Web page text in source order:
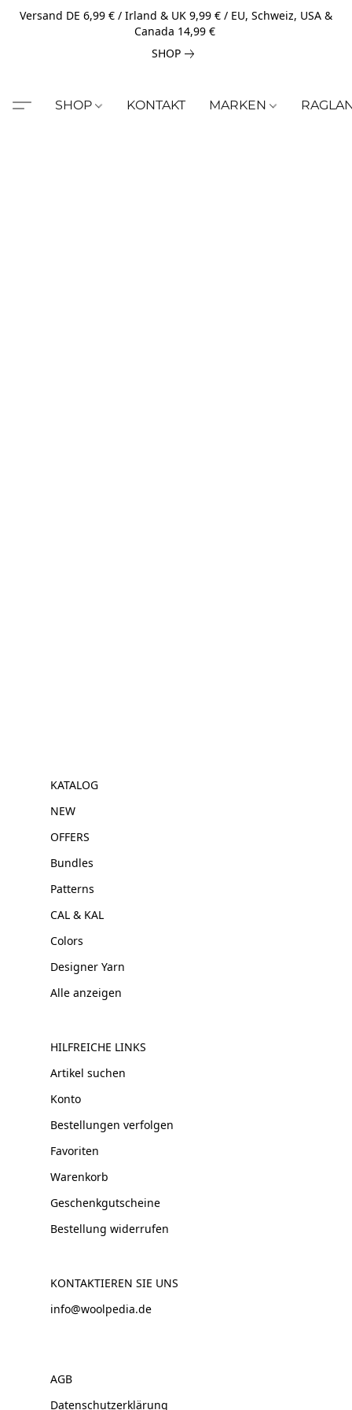
Versand DE 6,99 € / Irland & UK 9,99 € / EU, Schweiz, USA &
Canada 14,99 €
SHOP
SHOP KONTAKT MARKEN
KATALOG
NEW
OFFERS
Bundles
Patterns
CAL & KAL
Colors
Designer Yarn
Alle anzeigen
HILFREICHE LINKS
Artikel suchen
Konto
Bestellungen verfolgen
Favoriten
Warenkorb
Geschenkgutscheine
Bestellung widerrufen
KONTAKTIEREN SIE UNS
info@woolpedia.de
AGB
Datenschutzerklärung